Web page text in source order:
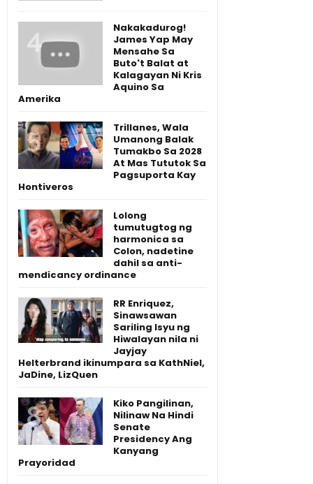
Nakakadurog!
James Yap May
Mensahe Sa
Buto't Balat at
Kalagayan Ni Kris
Aquino Sa
Amerika
Trillanes, Wala
Umanong Balak
Tumakbo Sa 2028
At Mas Tututok Sa
Pagsuporta Kay
Hontiveros
Lolong
tumutugtog ng
harmonica sa
Colon, nadetine
dahil sa anti-
mendicancy ordinance
RR Enriquez,
Sinawsawan
Sariling Isyu ng
Hiwalayan nila ni
Jayjay
Helterbrand ikinumpara sa KathNiel,
JaDine, LizQuen
Kiko Pangilinan,
Nilinaw Na Hindi
Senate
Presidency Ang
Kanyang
Prayoridad